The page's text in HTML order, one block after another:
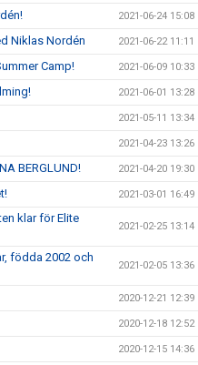
2021-06-24 15:08
Niklas Nordén 2021-06-22 11:11
Camp! 2021-06-09 10:33
2021-06-01 13:28
2021-05-11 13:34
2021-04-23 13:26
BERGLUND! 2021-04-20 19:30
2021-03-01 16:49
klar för Elite
2021-02-25 13:14
födda 2002 och
2021-02-05 13:36
2020-12-21 12:39
2020-12-18 12:52
2020-12-15 14:36